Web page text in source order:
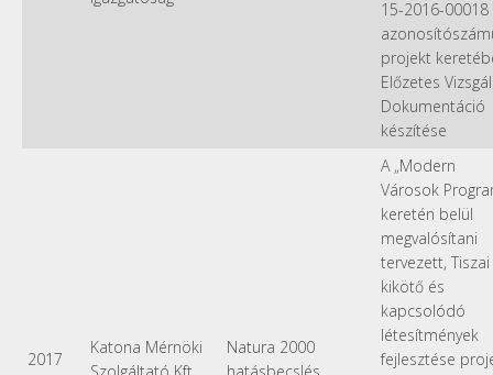
15-2016-00018
projekt
Előzetes
Dokumentáció
készítése
2017
Katona Mérnöki
Natura 2000
A „Modern
Városok
keretén belül
megvalósítani
tervezett, Tiszai
kikötő és
kapcsolódó
létesítmények
fejlesztése